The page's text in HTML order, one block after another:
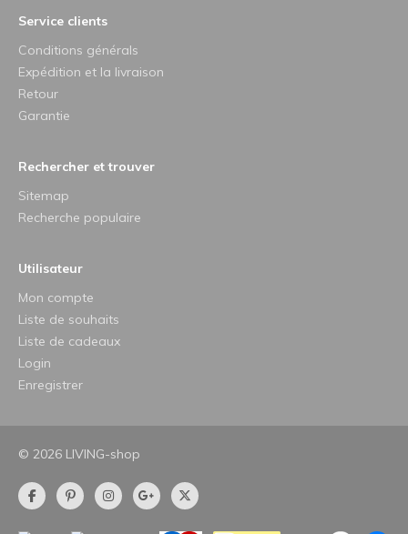
Service clients
Conditions générals
Expédition et la livraison
Retour
Garantie
Rechercher et trouver
Sitemap
Recherche populaire
Utilisateur
Mon compte
Liste de souhaits
Liste de cadeaux
Login
Enregistrer
© 2026 LIVING-shop